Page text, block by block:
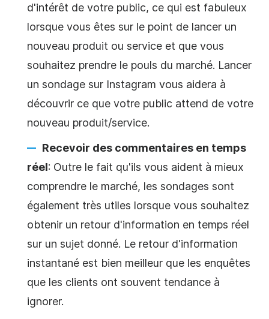
d'intérêt de votre public, ce qui est fabuleux
lorsque vous êtes sur le point de lancer un
nouveau produit ou service et que vous
souhaitez prendre le pouls du marché. Lancer
un sondage sur Instagram vous aidera à
découvrir ce que votre public attend de votre
nouveau produit/service.
Recevoir des commentaires en temps
réel: Outre le fait qu'ils vous aident à mieux
comprendre le marché, les sondages sont
également très utiles lorsque vous souhaitez
obtenir un retour d'information en temps réel
sur un sujet donné. Le retour d'information
instantané est bien meilleur que les enquêtes
que les clients ont souvent tendance à
ignorer.